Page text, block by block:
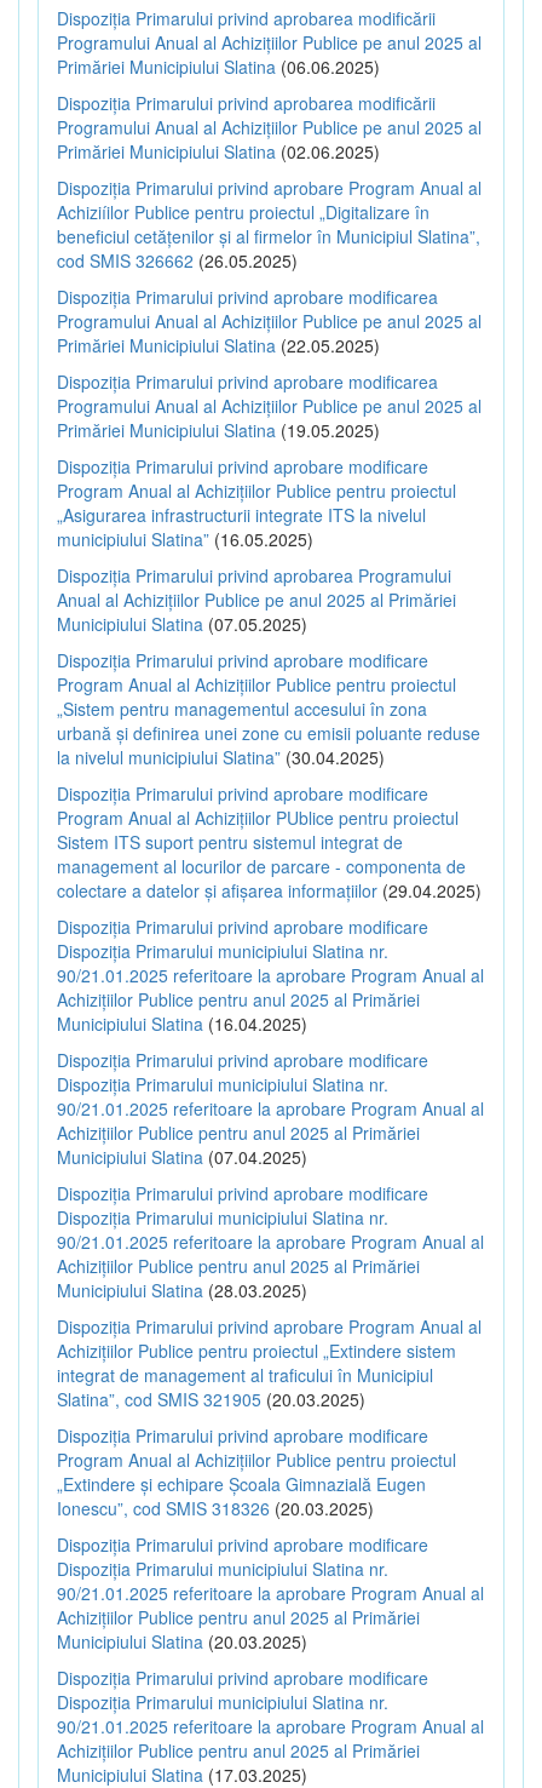
Dispoziția Primarului privind aprobarea modificării
Programului Anual al Achizițiilor Publice pe anul 2025 al
Primăriei Municipiului Slatina (06.06.2025)
Dispoziția Primarului privind aprobarea modificării
Programului Anual al Achizițiilor Publice pe anul 2025 al
Primăriei Municipiului Slatina (02.06.2025)
Dispoziția Primarului privind aprobare Program Anual al
Achiziíilor Publice pentru proiectul „Digitalizare în
beneficiul cetățenilor și al firmelor în Municipiul Slatina”,
cod SMIS 326662 (26.05.2025)
Dispoziția Primarului privind aprobare modificarea
Programului Anual al Achizițiilor Publice pe anul 2025 al
Primăriei Municipiului Slatina (22.05.2025)
Dispoziția Primarului privind aprobare modificarea
Programului Anual al Achizițiilor Publice pe anul 2025 al
Primăriei Municipiului Slatina (19.05.2025)
Dispoziția Primarului privind aprobare modificare
Program Anual al Achizițiilor Publice pentru proiectul
„Asigurarea infrastructurii integrate ITS la nivelul
municipiului Slatina” (16.05.2025)
Dispoziția Primarului privind aprobarea Programului
Anual al Achizițiilor Publice pe anul 2025 al Primăriei
Municipiului Slatina (07.05.2025)
Dispoziția Primarului privind aprobare modificare
Program Anual al Achizițiilor Publice pentru proiectul
„Sistem pentru managementul accesului în zona
urbană și definirea unei zone cu emisii poluante reduse
la nivelul municipiului Slatina” (30.04.2025)
Dispoziția Primarului privind aprobare modificare
Program Anual al Achizițiilor PUblice pentru proiectul
Sistem ITS suport pentru sistemul integrat de
management al locurilor de parcare - componenta de
colectare a datelor și afișarea informațiilor (29.04.2025)
Dispoziția Primarului privind aprobare modificare
Dispoziția Primarului municipiului Slatina nr.
90/21.01.2025 referitoare la aprobare Program Anual al
Achizițiilor Publice pentru anul 2025 al Primăriei
Municipiului Slatina (16.04.2025)
Dispoziția Primarului privind aprobare modificare
Dispoziția Primarului municipiului Slatina nr.
90/21.01.2025 referitoare la aprobare Program Anual al
Achizițiilor Publice pentru anul 2025 al Primăriei
Municipiului Slatina (07.04.2025)
Dispoziția Primarului privind aprobare modificare
Dispoziția Primarului municipiului Slatina nr.
90/21.01.2025 referitoare la aprobare Program Anual al
Achizițiilor Publice pentru anul 2025 al Primăriei
Municipiului Slatina (28.03.2025)
Dispoziția Primarului privind aprobare Program Anual al
Achizițiilor Publice pentru proiectul „Extindere sistem
integrat de management al traficului în Municipiul
Slatina”, cod SMIS 321905 (20.03.2025)
Dispoziția Primarului privind aprobare modificare
Program Anual al Achizițiilor Publice pentru proiectul
„Extindere și echipare Școala Gimnazială Eugen
Ionescu”, cod SMIS 318326 (20.03.2025)
Dispoziția Primarului privind aprobare modificare
Dispoziția Primarului municipiului Slatina nr.
90/21.01.2025 referitoare la aprobare Program Anual al
Achizițiilor Publice pentru anul 2025 al Primăriei
Municipiului Slatina (20.03.2025)
Dispoziția Primarului privind aprobare modificare
Dispoziția Primarului municipiului Slatina nr.
90/21.01.2025 referitoare la aprobare Program Anual al
Achizițiilor Publice pentru anul 2025 al Primăriei
Municipiului Slatina (17.03.2025)